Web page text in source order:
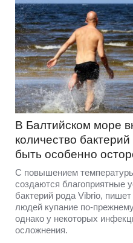
В Балтийском море
количество
быть особенно
С повышением
создаются благоприятные
бактерий рода Vibrio,
людей купание по-
однако у некоторых
осложнения.